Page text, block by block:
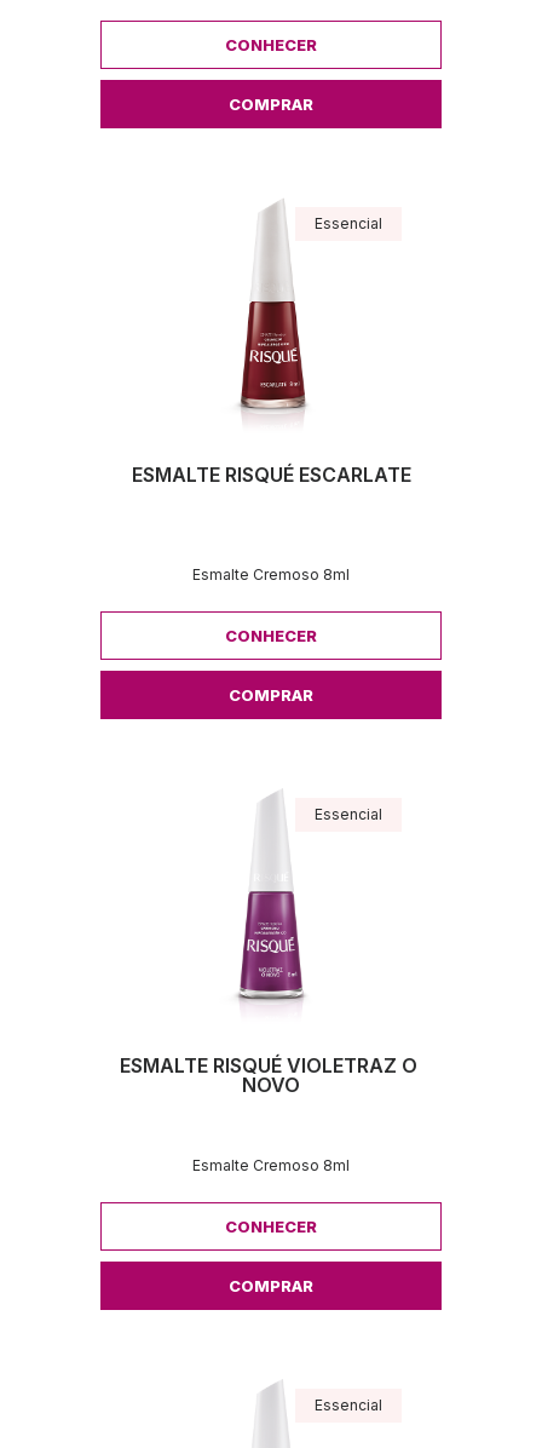
CONHECER
COMPRAR
Essencial
ESMALTE RISQUÉ ESCARLATE
Esmalte Cremoso 8ml
CONHECER
COMPRAR
Essencial
ESMALTE RISQUÉ VIOLETRAZ O
NOVO
Esmalte Cremoso 8ml
CONHECER
COMPRAR
Essencial